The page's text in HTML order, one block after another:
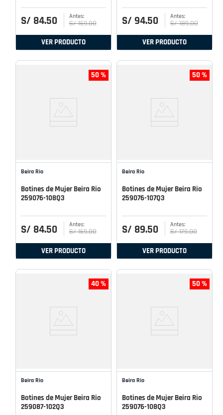
S/ 84.50 S/ 169.00
VER PRODUCTO
S/ 94.50 S/ 189.00
VER PRODUCTO
50 %
Beira Rio
Botines de Mujer Beira Rio
259076-108Q3
S/ 84.50 S/ 169.00
VER PRODUCTO
50 %
Beira Rio
Botines de Mujer Beira Rio
259076-107Q3
S/ 89.50 S/ 179.00
VER PRODUCTO
40 %
Beira Rio
Botines de Mujer Beira Rio
259087-102Q3
50 %
Beira Rio
Botines de Mujer Beira Rio
259076-108Q3